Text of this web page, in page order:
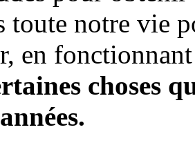
notre vie
en
choses